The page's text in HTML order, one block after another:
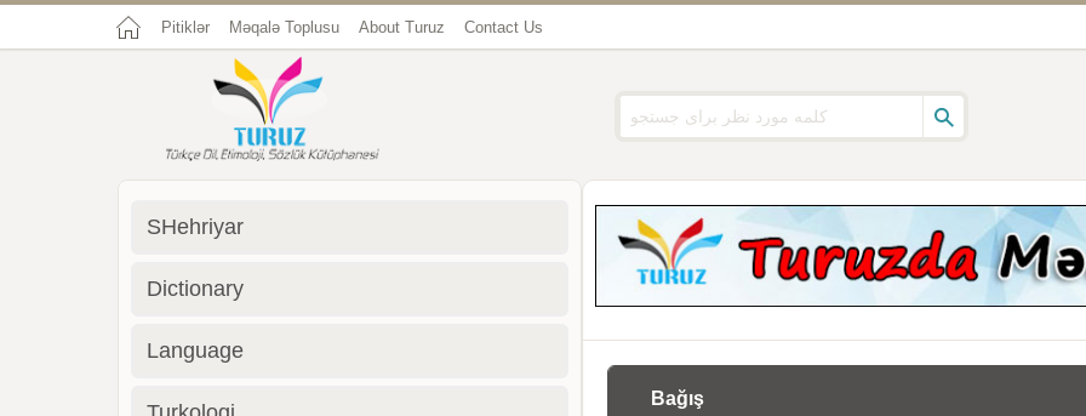
Pitiklər Məqalə Toplusu About Turuz Contact Us
Bağış
SHehriyar
Dictionary
Language